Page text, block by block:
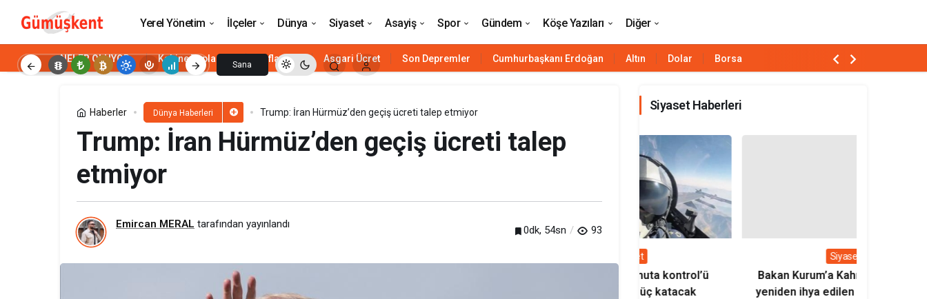
Yerel Yönetim İlçeler Dünya Siyaset Asayiş Spor Gündem Köşe Yazıları Diğer
Sana
NELER OLUYOR Kabine Toplantısı Enflasyon Asgari Ücret Son Depremler Cumhurbaşkanı Erdoğan Altın Dolar Borsa
Haberler Dünya Haberleri Trump: İran Hürmüz’den geçiş ücreti talep etmiyor
Trump: İran Hürmüz’den geçiş ücreti talep
etmiyor
Emircan MERAL tarafından yayınlandı
0dk, 54sn 93
Siyaset Haberleri
Bakan Kurum’a Kahramanmaraş’ta
yeniden ihya edilen Kapalı Çarşı’nın
Almanya, emeklilik yaşını kademeli olarak artıracak